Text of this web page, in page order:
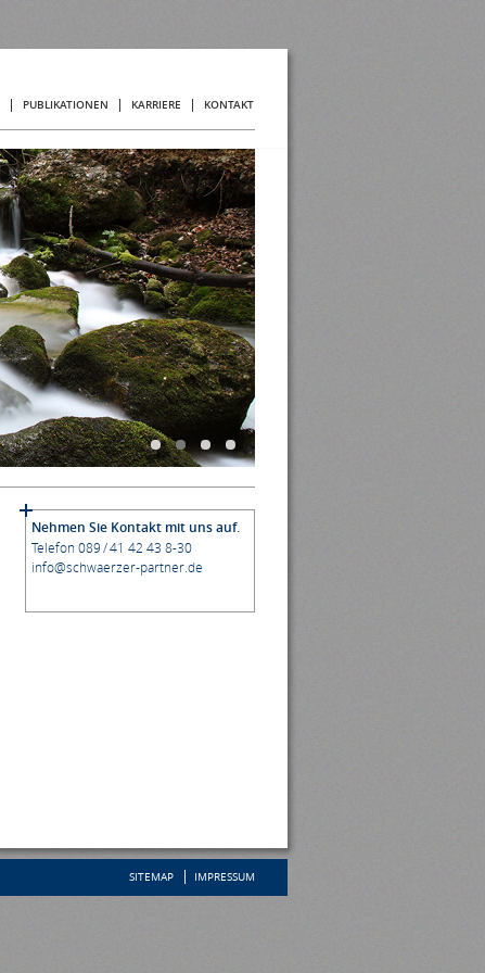
PUBLIKATIONEN KARRIERE KONTAKT
Nehmen Sie Kontakt mit uns auf.
Telefon 089 / 41 42 43 8-30
info@schwaerzer-partner.de
SITEMAP IMPRESSUM